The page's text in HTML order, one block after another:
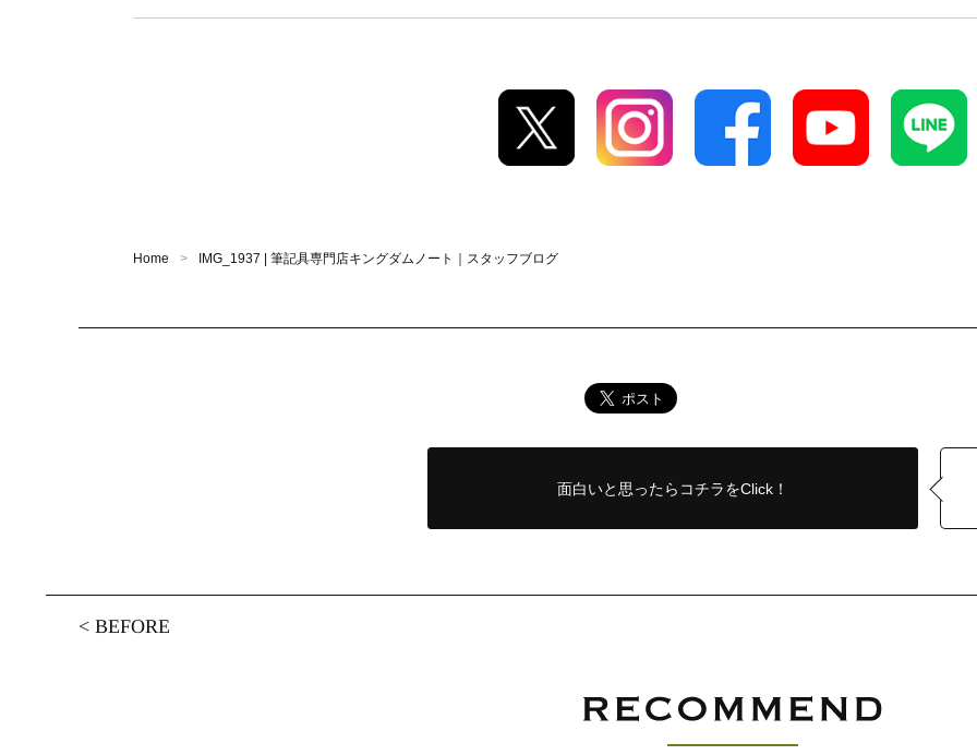
Home IMG_1937 | 筆記具専門店キングダムノート｜スタッフブログ
面白いと思ったら コチラをClick！
<BEFORE